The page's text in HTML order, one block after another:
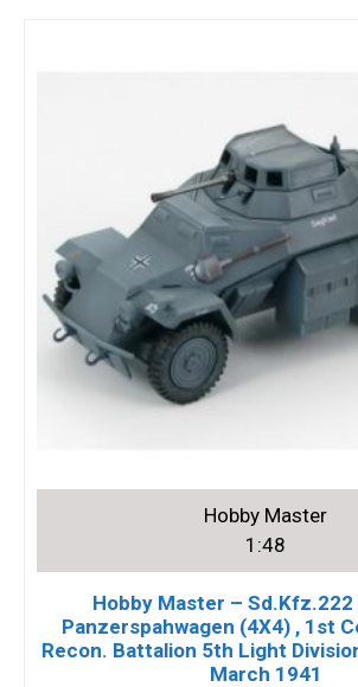
Hobby Master
1:48
Hobby Master –
Panzerspahwagen (4X4) , 1st
Recon. Battalion 5th Light
March 1941